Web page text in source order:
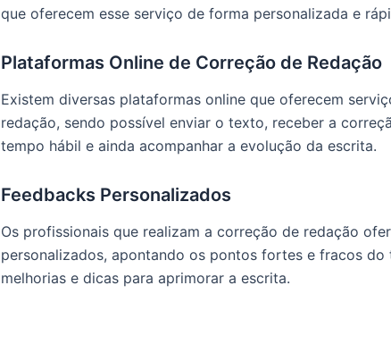
que oferecem esse serviço de forma personalizada e
Plataformas Online de Correção de Redação
Existem diversas plataformas online que oferecem
redação, sendo possível enviar o texto, receber a
tempo hábil e ainda acompanhar a evolução da escrita.
Feedbacks Personalizados
Os profissionais que realizam a correção de redação
personalizados, apontando os pontos fortes e fracos do
melhorias e dicas para aprimorar a escrita.